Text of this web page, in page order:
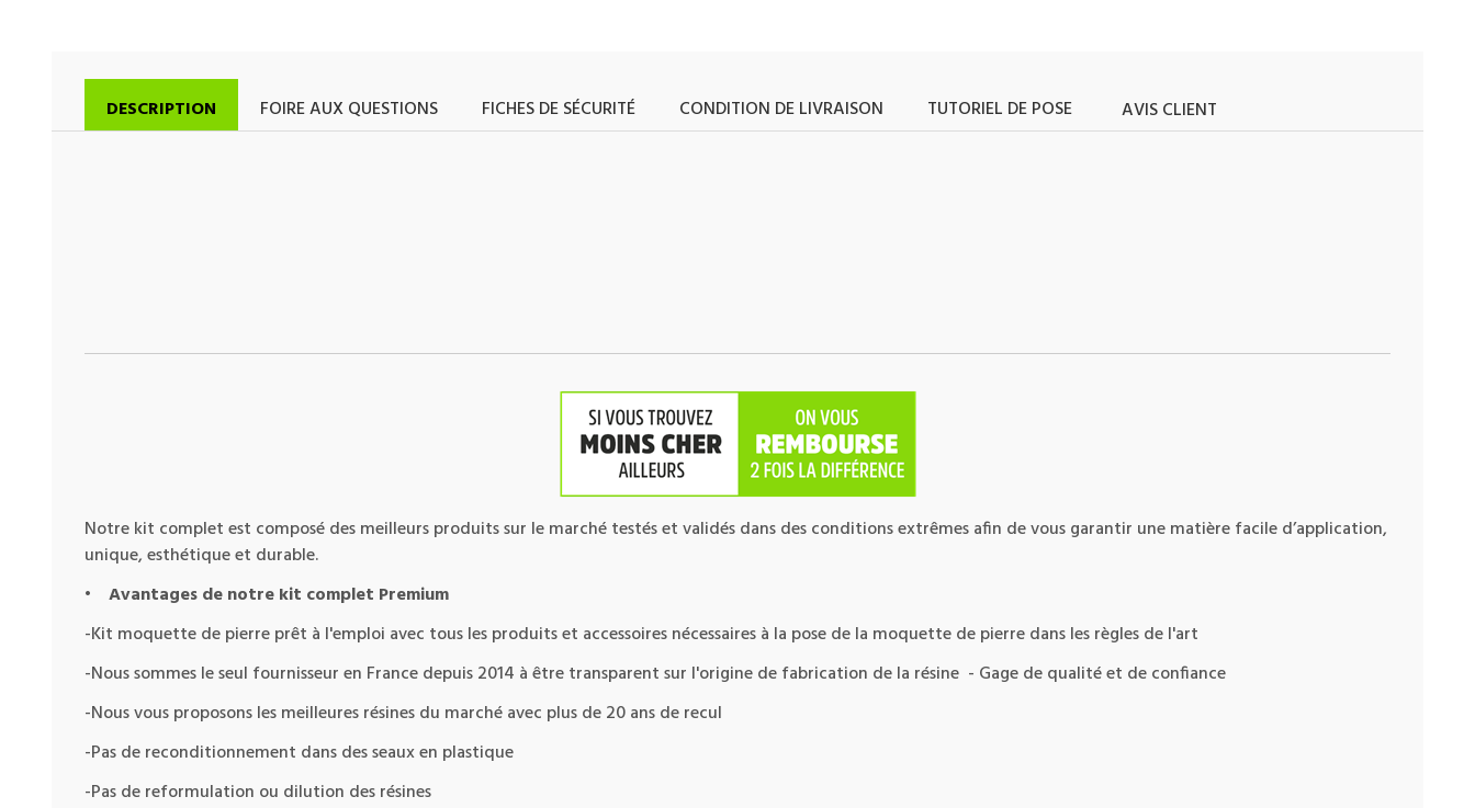
DESCRIPTION FOIRE AUX QUESTIONS FICHES DE SÉCURITÉ CONDITION DE LIVRAISON TUTORIEL DE POSE AVIS CLIENT
Notre kit complet est composé des meilleurs produits sur le marché testés et validés dans des conditions extrêmes afin de vous garantir une matière facile d’application,
unique, esthétique et durable.
•
Avantages de notre kit complet Premium
-Kit moquette de pierre prêt à l'emploi avec tous les produits et accessoires nécessaires à la pose de la moquette de pierre dans les règles de l'art
-Nous sommes le seul fournisseur en France depuis 2014 à être transparent sur l'origine de fabrication de la résine - Gage de qualité et de confiance
-Nous vous proposons les meilleures résines du marché avec plus de 20 ans de recul
-Pas de reconditionnement dans des seaux en plastique
-Pas de reformulation ou dilution des résines